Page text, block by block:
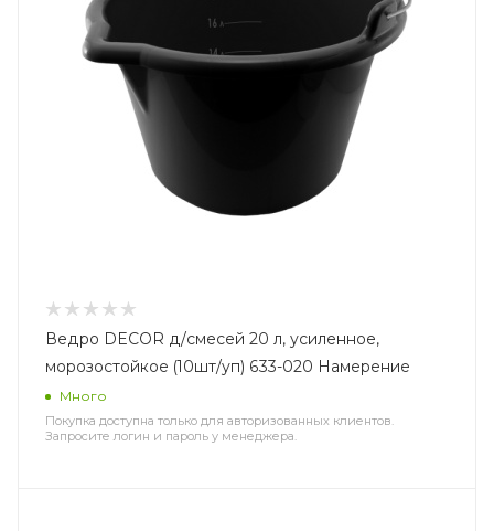
Ведро DECOR д/смесей 20 л, усиленное,
морозостойкое (10шт/уп) 633-020 Намерение
Много
Покупка доступна только для авторизованных клиентов.
Запросите логин и пароль у менеджера.